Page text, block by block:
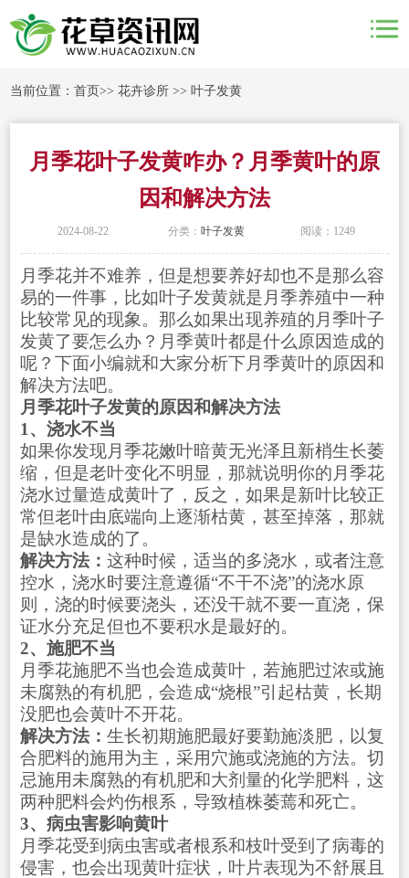
当前位置：首页>>花卉诊所 >>叶子发黄
月季花叶子发黄咋办？月季黄叶的原
因和解决方法
2024-08-22 分类： 叶子发黄 阅读：1249
月季花并不难养，但是想要养好却也不是那么容
易的一件事，比如叶子发黄就是月季养殖中一种
比较常见的现象。那么如果出现养殖的月季叶子
发黄了要怎么办？月季黄叶都是什么原因造成的
呢？下面小编就和大家分析下月季黄叶的原因和
解决方法吧。
月季花叶子发黄的原因和解决方法
1、浇水不当
如果你发现月季花嫩叶暗黄无光泽且新梢生长萎
缩，但是老叶变化不明显，那就说明你的月季花
浇水过量造成黄叶了，反之，如果是新叶比较正
常但老叶由底端向上逐渐枯黄，甚至掉落，那就
是缺水造成的了。
解决方法： 这种时候，适当的多浇水，或者注意
控水，浇水时要注意遵循“不干不浇”的浇水原
则，浇的时候要浇头，还没干就不要一直浇，保
证水分充足但也不要积水是最好的。
2、施肥不当
月季花施肥不当也会造成黄叶，若施肥过浓或施
未腐熟的有机肥，会造成“烧根”引起枯黄，长期
没肥也会黄叶不开花。
解决方法： 生长初期施肥最好要勤施淡肥，以复
合肥料的施用为主，采用穴施或浇施的方法。切
忌施用未腐熟的有机肥和大剂量的化学肥料，这
两种肥料会灼伤根系，导致植株萎蔫和死亡。
3、病虫害影响黄叶
月季花受到病虫害或者根系和枝叶受到了病毒的
侵害，也会出现黄叶症状，叶片表现为不舒展且